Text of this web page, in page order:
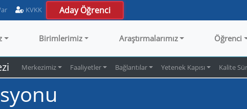
KVKK Aday Öğrenci
Birimlerimiz Araştırmalarımız Öğrenci
Merkezimiz Faaliyetler Bağlantılar Yetenek Kapısı Kalite